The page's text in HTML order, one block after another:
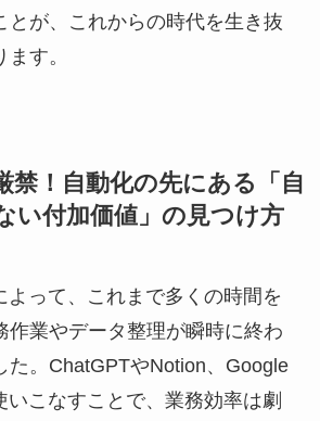
とが、これからの時代を生き抜
す。
禁！自動化の先にある「自
い付加価値」の見つけ方
よって、これまで多くの時間を
作業やデータ整理が瞬時に終わ
た。ChatGPTやNotion、Google
いこなすことで、業務効率は劇